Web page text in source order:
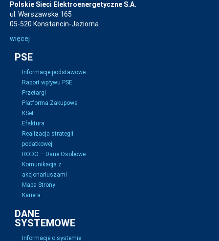
Polskie Sieci Elektroenergetyczne S.A.
ul. Warszawska 165
05-520 Konstancin-Jeziorna
więcej
PSE
Informacje podstawowe
Raport wpływu PSE
Przetargi
Platforma Zakupowa
KSeF
Efaktura
Realizacja strategii
podatkowej
RODO – Dane Osobowe
Komunikacja z
akcjonariuszami
Mapa Strony
Kariera
DANE
SYSTEMOWE
Informacje o systemie